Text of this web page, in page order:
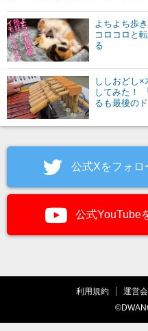
よちよち歩
コロコロと
る
ししおどし×
してみた！
るも最後の
公式Xをフォロ
公式YouTube
利用規約 運営